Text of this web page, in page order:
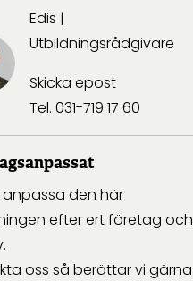
Edis |
Utbildningsrådgivare
Skicka epost
Tel. 031-719 17 60
anpassa den här
efter ert företag och
oss så berättar vi gärna